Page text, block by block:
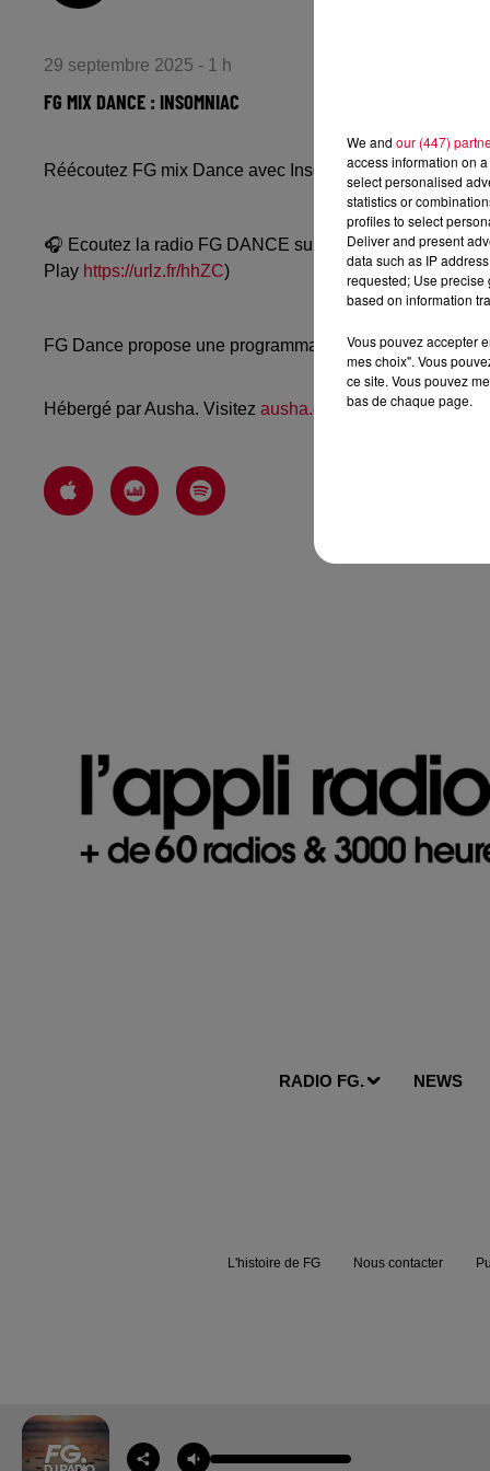
29 septembre 2025 - 1 h
FG MIX DANCE : INSOMNIAC
Réécoutez FG mix Dance avec Insomniac du dimanche
🎧 Ecoutez la radio FG DANCE sur
www.radiofg.com/fg-
Play https://urlz.fr/hhZC)
FG Dance propose une programmation dance, EDM,
Hébergé par Ausha. Visitez ausha.co/politique-de-
RADIO FG. NEWS
L'histoire de FG Nous contacter
We and our (447)
access information on
select personalised
statistics or
profiles to select
Deliver and present
data such as IP
requested; Use precise
based on information
Vous pouvez accepter
mes choix". Vous
ce site. Vous pouvez
bas de chaque page.